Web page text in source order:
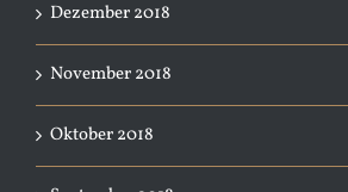
Dezember 2018
November 2018
Oktober 2018